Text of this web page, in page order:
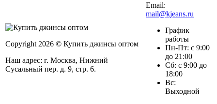
Copyright 2026 © Купить джинсы оптом
Наш адрес: г. Москва, Нижний
Сусальный пер. д. 9, стр. 6.
Email:
mail@kjeans.ru
График
работы
Пн-Пт: с 9:00
до 21:00
Сб: с 9:00 до
18:00
Вс:
Выходной